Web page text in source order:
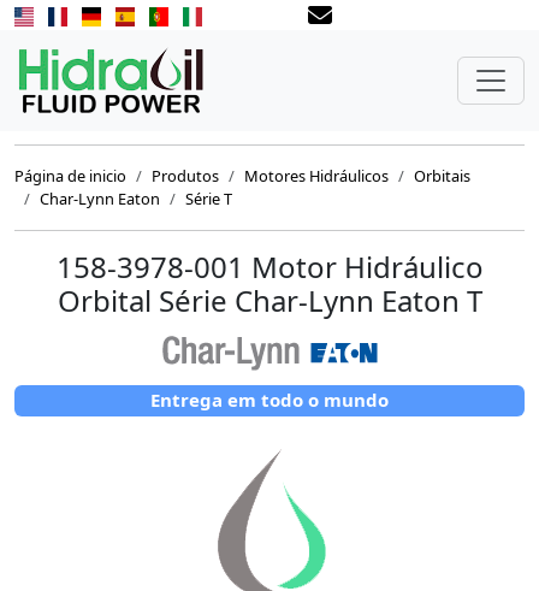
Página de inicio Produtos Motores Hidráulicos
Orbitais
Char-Lynn Eaton
Série T
158-3978-001 Motor Hidráulico
Orbital Série Char-Lynn Eaton T
Entrega em todo o mundo